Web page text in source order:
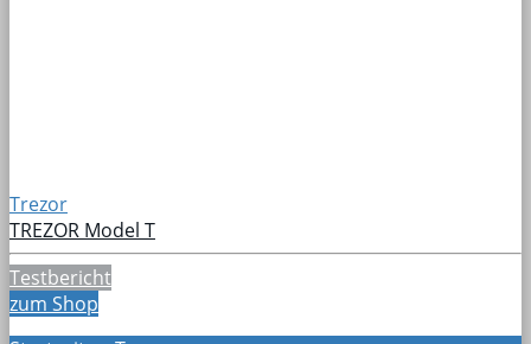
Trezor
TREZOR Model T
Testbericht
zum Shop